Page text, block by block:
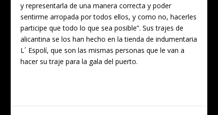
y representarla de una manera correcta y poder
sentirme arropada por todos ellos, y como no, hacerles
participe que todo lo que sea posible”. Sus trajes de
alicantina se los han hecho en la tienda de indumentaria
L´ Espolí, que son las mismas personas que le van a
hacer su traje para la gala del puerto.